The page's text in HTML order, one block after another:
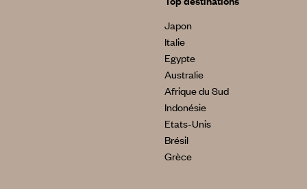
Japon
Italie
Egypte
Australie
Afrique du Sud
Indonésie
Etats-Unis
Brésil
Grèce